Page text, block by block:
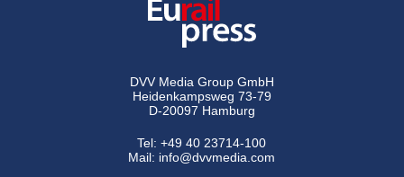
DVV Media Group GmbH
Heidenkampsweg 73-79
D-20097 Hamburg
Tel:+49 40 23714-100
Mail: info@dvvmedia.com